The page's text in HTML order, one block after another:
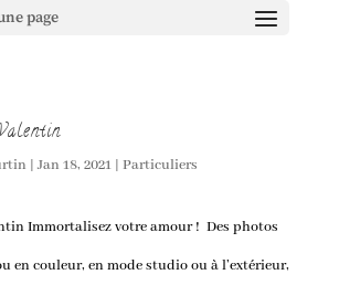
page
| Jan 18, 2021| Particuliers
Immortalisez votre amour ! Des photos
en couleur, en mode studio ou à l’extérieur,